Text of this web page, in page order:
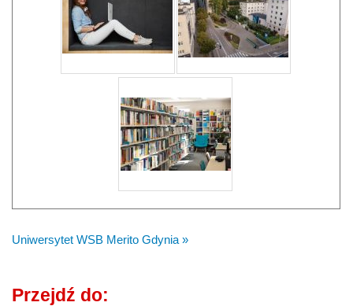
Uniwersytet WSB Merito Gdynia »
Przejdź do: